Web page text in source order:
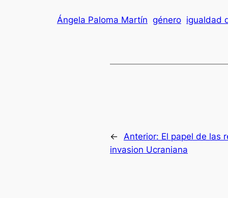
Ángela Paloma Martín género igualdad
← Anterior: El papel de las
invasion Ucraniana